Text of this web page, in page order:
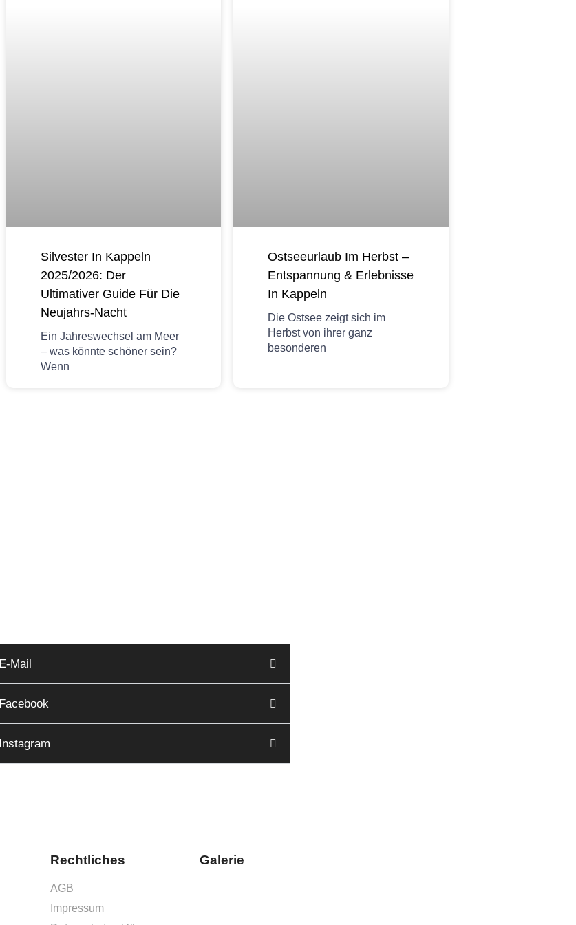
Silvester In Kappeln
2025/2026: Der
Ultimativer Guide Für Die
Neujahrs-Nacht
Ein Jahreswechsel am Meer
– was könnte schöner sein?
Wenn
Ostseeurlaub Im Herbst –
Entspannung & Erlebnisse
In Kappeln
Die Ostsee zeigt sich im
Herbst von ihrer ganz
besonderen
E-Mail
Facebook
Instagram
Rechtliches
AGB
Impressum
Galerie